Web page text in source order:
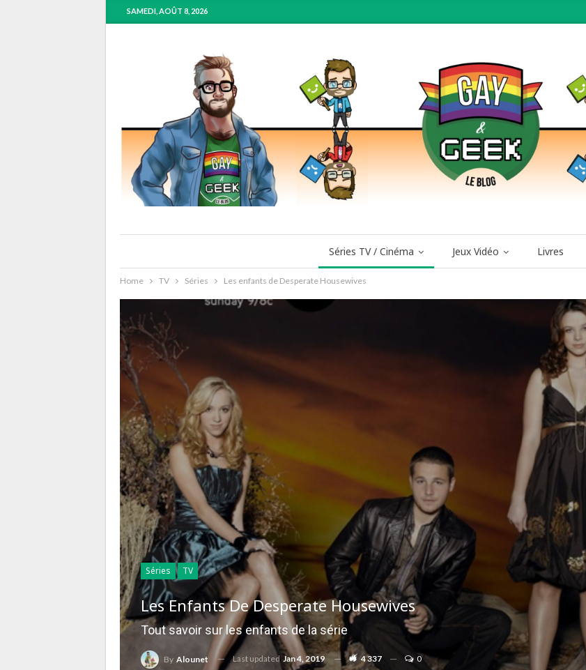
SAMEDI, AOÛT 8, 2026
Séries TV / Cinéma Jeux Vidéo Livres
Home TV Séries Les enfants de Desperate Housewives
Séries TV
Les Enfants De Desperate Housewives
Tout savoir sur les enfants de la série
By Alounet Last updated Jan 4, 2019 4 337 0